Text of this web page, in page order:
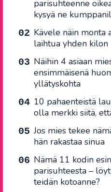
parisuhteenne
kysyä ne
Kävele näin monta
laihtua yhden kilon
Näihin 4 asiaan
ensimmäisenä
yllätyskohta
10 pahaenteistä
olla merkki siitä,
Jos mies tekee
hän rakastaa sinua
Nämä 11 kodin
parisuhteesta –
teidän kotoanne?